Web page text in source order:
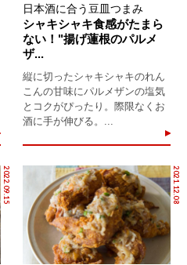
日本酒に合う豆皿つまみ
シャキシャキ食感がたまら
ない！"揚げ蓮根のパルメ
ザ...
縦に切ったシャキシャキのれん
こんの甘味にパルメザンの塩気
とコクがぴったり。際限なくお
酒に手が伸びる。...
2022.09.15 2021.12.08